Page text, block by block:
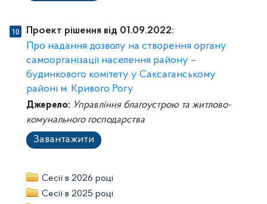
Проект рішення від 01.09.2022:
Про надання дозволу на створення органу
самоорганізації населення району –
будинкового комітету у Саксаганському
районі м. Кривого Рогу
Джерело: Управління благоустрою та житлово-
комунального господарства
Завантажити
Сесії в 2026 році
Сесії в 2025 році